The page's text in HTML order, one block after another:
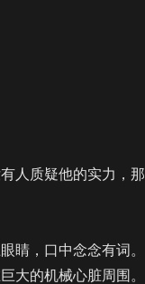
人质疑他的实力，那
，口中念念有词。
大的机械心脏周围。